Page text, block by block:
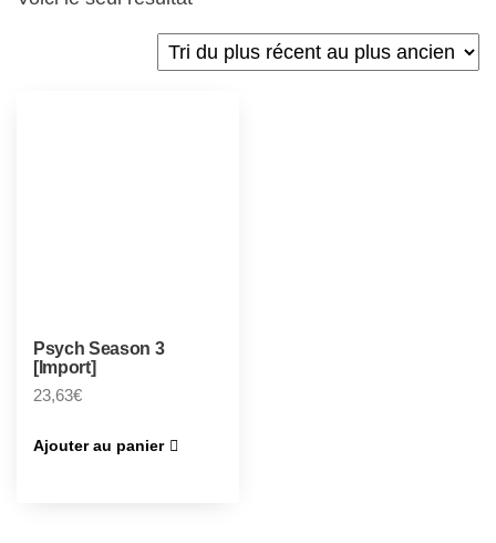
Psych Season 3
[Import]
23,63€
Ajouter au panier